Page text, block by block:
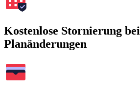
Kostenlose Stornierung bei
Planänderungen